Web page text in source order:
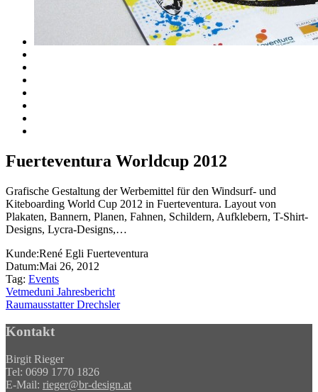
Fuerteventura Worldcup 2012
Grafische Gestaltung der Werbemittel für den Windsurf- und
Kiteboarding World Cup 2012 in Fuerteventura. Layout von
Plakaten, Bannern, Planen, Fahnen, Schildern, Aufklebern, T-Shirt-
Designs, Lycra-Designs,…
Kunde:René Egli Fuerteventura
Datum:Mai 26, 2012
Tag: Events
Vetmeduni Jahresbericht
Raumausstatter Drechsler
Kontakt
Birgit Rieger
Tel: 0699 1770 1826
E-Mail: rieger@br-design.at